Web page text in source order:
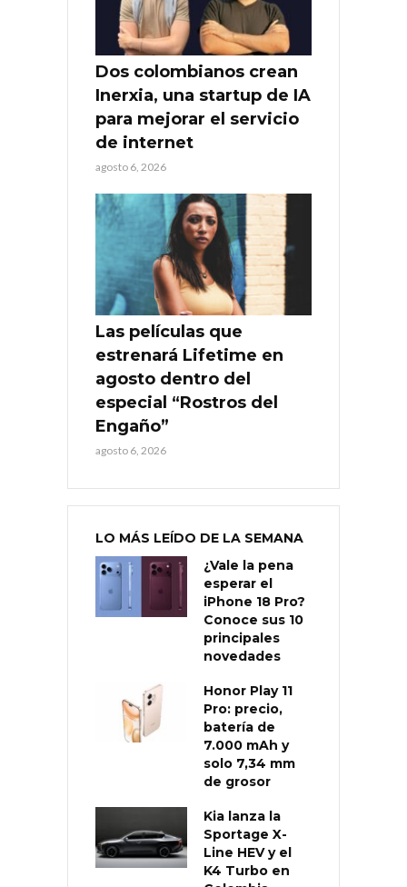
Dos colombianos crean
Inerxia, una startup de IA
para mejorar el servicio
de internet
agosto 6, 2026
Las películas que
estrenará Lifetime en
agosto dentro del
especial “Rostros del
Engaño”
agosto 6, 2026
LO MÁS LEÍDO DE LA SEMANA
¿Vale la pena
esperar el
iPhone 18 Pro?
Conoce sus 10
principales
novedades
Honor Play 11
Pro: precio,
batería de
7.000 mAh y
solo 7,34 mm
de grosor
Kia lanza la
Sportage X-
Line HEV y el
K4 Turbo en